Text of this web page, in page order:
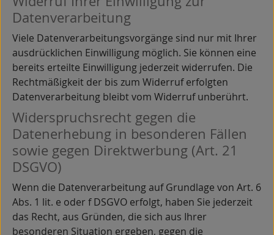
Datenverarbeitung
Viele Datenverarbeitungsvorgänge sind nur mit Ihrer
ausdrücklichen Einwilligung möglich. Sie können eine
bereits erteilte Einwilligung jederzeit widerrufen. Die
Rechtmäßigkeit der bis zum Widerruf erfolgten
Datenverarbeitung bleibt vom Widerruf unberührt.
Widerspruchsrecht gegen die
Datenerhebung in besonderen Fällen
sowie gegen Direktwerbung (Art. 21
DSGVO)
Wenn die Datenverarbeitung auf Grundlage von Art. 6
Abs. 1 lit. e oder f DSGVO erfolgt, haben Sie jederzeit
das Recht, aus Gründen, die sich aus Ihrer
besonderen Situation ergeben, gegen die